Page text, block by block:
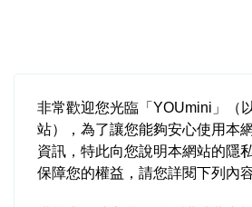
非常歡迎您光臨「YOUmini」（
站），為了讓您能夠安心使用本
資訊，特此向您說明本網站的隱
保障您的權益，請您詳閱下列內容